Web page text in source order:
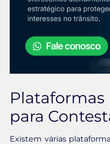
para
Existem várias